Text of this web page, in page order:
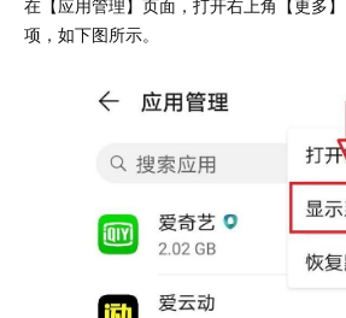
在【应用管理】页面，打开右上角【更多
项，如下图所示。